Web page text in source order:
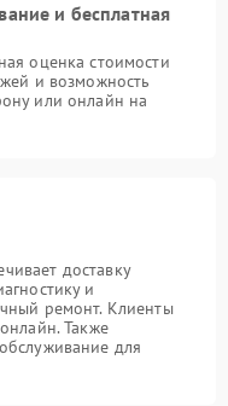
и бесплатная
оценка стоимости
и возможность
или онлайн на
доставку
и
ремонт. Клиенты
Также
для